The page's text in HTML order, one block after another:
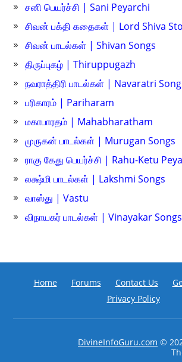
சனி பெயர்ச்சி | Sani Peyarchi
சிவன் பக்தி கதைகள் | Lord Shiva
சிவன் பாடல்கள் | Shivan Songs
திருப்புகழ் | Thiruppugazh
நவராத்திரி பாடல்கள் | Navaratri
பரிகாரம் | Pariharam
மகாபாரதம் | Mahabharatham
முருகன் பாடல்கள் | Murugan Songs
ராகு கேது பெயர்ச்சி | Rahu-Ketu
லக்ஷ்மி பாடல்கள் | Lakshmi Songs
வாஸ்து | Vastu
விநாயகர் பாடல்கள் | Vinayakar Songs
Home Forums Contact Us
Privacy Policy
DivineInfoGuru.com ©